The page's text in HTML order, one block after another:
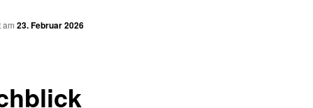
am23. Februar 2026